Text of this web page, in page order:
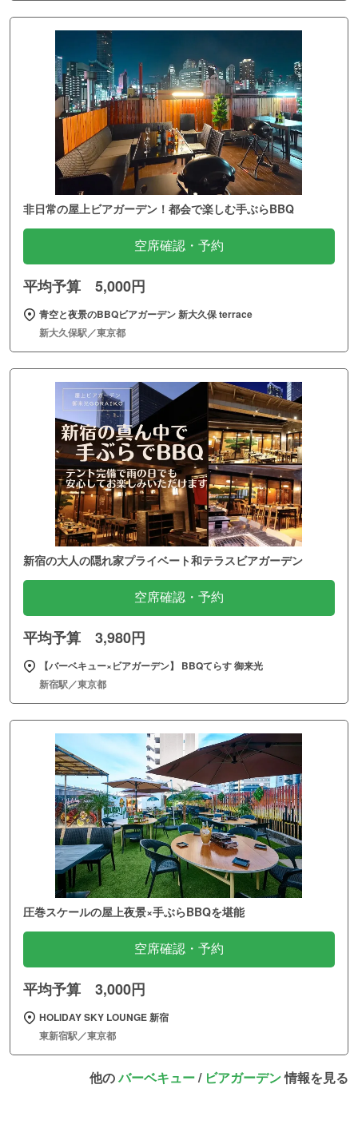
非日常の屋上ビアガーデン！都会で楽しむ手ぶらBBQ
空席確認・予約
平均予算 5,000円
青空と夜景のBBQビアガーデン 新大久保 terrace
新大久保駅／東京都
新宿の大人の隠れ家プライベート和テラスビアガーデン
空席確認・予約
平均予算 3,980円
【バーベキュー×ビアガーデン】 BBQてらす 御来光
新宿駅／東京都
圧巻スケールの屋上夜景×手ぶらBBQを堪能
空席確認・予約
平均予算 3,000円
HOLIDAY SKY LOUNGE 新宿
東新宿駅／東京都
他のバーベキュー/ ビアガーデン情報を見る